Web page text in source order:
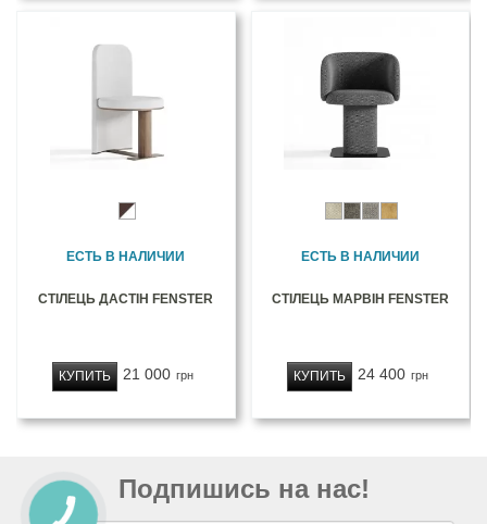
ЕСТЬ В НАЛИЧИИ
СТІЛЕЦЬ ДАСТІН FENSTER
21 000 грн
КУПИТЬ
ЕСТЬ В НАЛИЧИИ
СТІЛЕЦЬ МАРВІН FENSTER
24 400 грн
КУПИТЬ
Подпишись на нас!